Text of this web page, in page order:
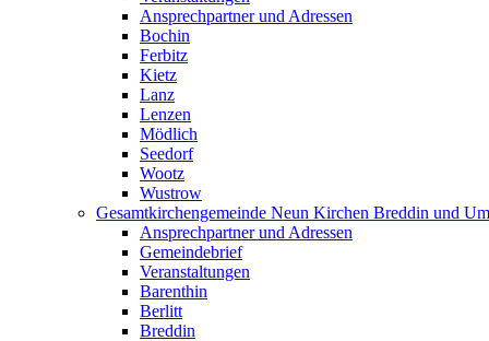
Ansprechpartner und Adressen
Bochin
Ferbitz
Kietz
Lanz
Lenzen
Mödlich
Seedorf
Wootz
Wustrow
Gesamtkirchengemeinde Neun Kirchen Breddin und
Ansprechpartner und Adressen
Gemeindebrief
Veranstaltungen
Barenthin
Berlitt
Breddin